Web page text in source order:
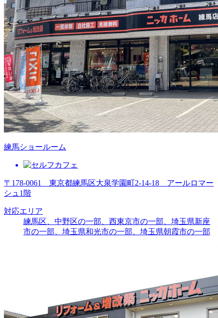
練馬ショールーム
〒178-0061 東京都練馬区大泉学園町2-14-18 アールロマー
シュ1階
対応エリア
練馬区、中野区の一部、西東京市の一部、埼玉県新座
市の一部、埼玉県和光市の一部、埼玉県朝霞市の一部